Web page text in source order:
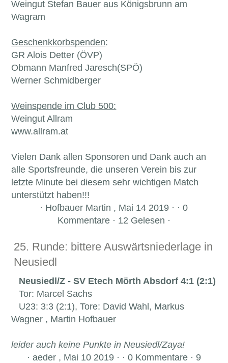
Weingut Stefan Bauer aus Königsbrunn am
Wagram
Geschenkkorbspenden:
GR Alois Detter (ÖVP)
Obmann Manfred Jaresch(SPÖ)
Werner Schmidberger
Weinspende im Club 500:
Weingut Allram
www.allram.at
Vielen Dank allen Sponsoren und Dank auch an
alle Sportsfreunde, die unseren Verein bis zur
letzte Minute bei diesem sehr wichtigen Match
unterstützt haben!!!
· Hofbauer Martin , Mai 14 2019 · · 0
Kommentare · 12 Gelesen ·
25. Runde: bittere Auswärtsniederlage in
Neusiedl
Neusiedl/Z - SV Etech Mörth Absdorf 4:1 (2:1)
Tor: Marcel Sachs
U23: 3:3 (2:1), Tore: David Wahl, Markus
Wagner , Martin Hofbauer
leider auch keine Punkte in Neusiedl/Zaya!
· aeder , Mai 10 2019 · · 0 Kommentare · 9